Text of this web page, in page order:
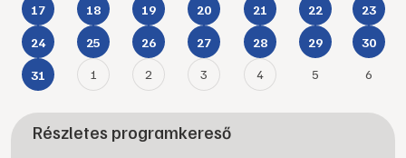
17 18 19 20 21 22 23
24 25 26 27 28 29 30
31 1 2 3 4 5 6
Részletes programkereső